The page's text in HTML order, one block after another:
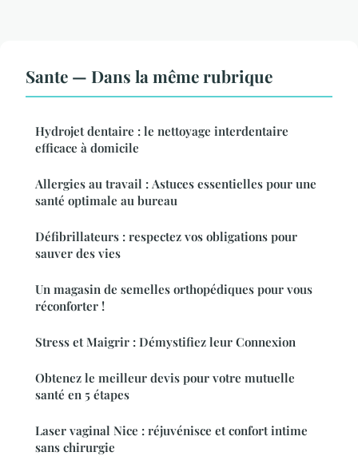
Sante — Dans la même rubrique
Hydrojet dentaire : le nettoyage interdentaire
efficace à domicile
Allergies au travail : Astuces essentielles pour une
santé optimale au bureau
Défibrillateurs : respectez vos obligations pour
sauver des vies
Un magasin de semelles orthopédiques pour vous
réconforter !
Stress et Maigrir : Démystifiez leur Connexion
Obtenez le meilleur devis pour votre mutuelle
santé en 5 étapes
Laser vaginal Nice : réjuvénisce et confort intime
sans chirurgie